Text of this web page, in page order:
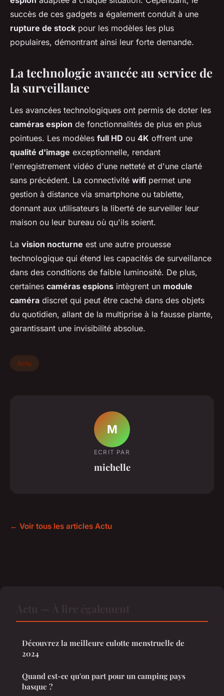
succès de ces gadgets a également conduit à une
rupture de stock pour les modèles les plus
populaires, démontrant ainsi leur forte demande.
La technologie avancée au service de
la surveillance
Les avancées technologiques ont permis de doter les
caméras espion de fonctionnalités de plus en plus
pointues. Les modèles full HD ou 4K offrent une
qualité d'image exceptionnelle, rendant
l'enregistrement vidéo d'une netteté et d'une clarté
sans précédent. La connectivité wifi permet une
gestion à distance via smartphone ou tablette,
donnant aux utilisateurs la liberté de surveiller leur
maison ou leur bureau où qu'ils soient.
La vision nocturne est une autre prouesse
technologique qui étend les capacités de surveillance
dans des conditions de faible luminosité. De plus,
certaines caméras espions intègrent un module
caméra discret qui peut être caché dans des objets
du quotidien, allant de la multiprise à la fausse plante,
garantissant une invisibilité absolue.
Actu
M
ECRIT PAR
michelle
← Voir tous les articles Actu
Découvrez la meilleure culotte menstruelle de
2024
Quand est-ce qu'on part pour un camping pays
basque ?